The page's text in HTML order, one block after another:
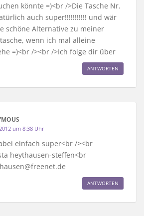
könnte =)<br />Die Tasche Nr.
auch super!!!!!!!!!!! und wär
schöne Alternative zu meiner
wenn ich mal alleine
=)<br /><br />Ich folge dir über
ANTWORTEN
um 8:38 Uhr
einfach super<br /><br
heythausen-steffen<br
ANTWORTEN